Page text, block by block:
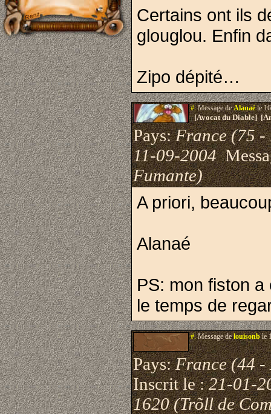
Certains ont ils
glouglou. Enfin
Zipo dépité…
#.Message deAlanaéle
[Avocat du Diable]
Pays:France (75 -
11-09-2004
Fumante)
A priori,
Alanaé
PS: mon fiston
le temps de
#.Message delouisonble
Pays:France (44
Inscrit le :21-01-
1620 (Trõll de